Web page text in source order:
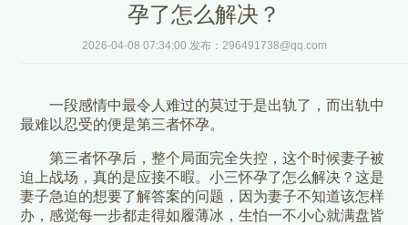
孕了怎么解决？
2026-04-08 07:34:00 发布：296491738@qq.com
一段感情中最令人难过的莫过于是出轨了，而出轨中
最难以忍受的便是第三者怀孕。
第三者怀孕后，整个局面完全失控，这个时候妻子被
迫上战场，真的是应接不暇。小三怀孕了怎么解决？这是
妻子急迫的想要了解答案的问题，因为妻子不知道该怎样
办，感觉每一步都走得如履薄冰，生怕一不小心就满盘皆